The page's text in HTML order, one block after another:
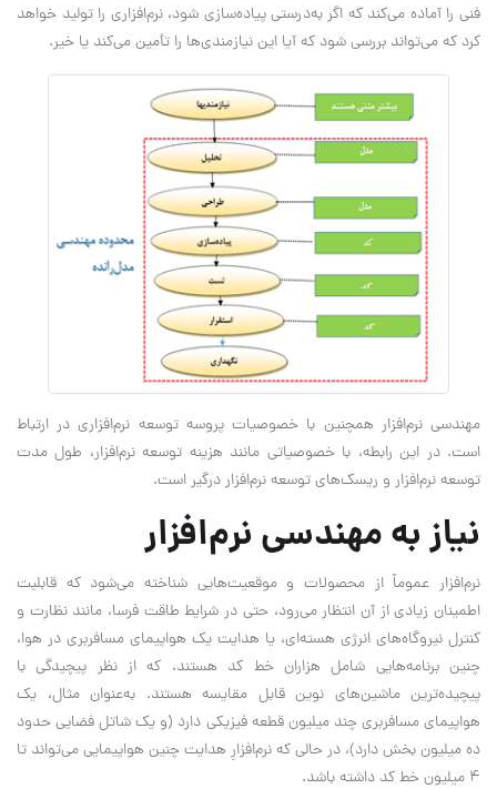
فنی را آماده می‌کند که اگر به‌درستی پیاده‌سازی شود، نرم‌افزاری را تولید خواهد
کرد که می‌تواند بررسی شود که آیا این نیازمندی‌ها را تأمین می‌کند یا خیر.
مهندسی نرم‌افزار همچنین با خصوصیات پروسه توسعه نرم‌افزاری در ارتباط
است. در این رابطه، با خصوصیاتی مانند هزینه توسعه نرم‌افزار، طول مدت
توسعه نرم‌افزار و ریسک‌های توسعه نرم‌افزار درگیر است.
نیاز به مهندسی نرم‌افزار
نرم‌افزار عموماً از محصولات و موقعیت‌هایی شناخته می‌شود که قابلیت
اطمینان زیادی از آن انتظار می‌رود، حتی در شرایط طاقت فرسا، مانند نظارت و
کنترل نیروگاه‌های انرژی هسته‌ای، یا هدایت یک هواپیمای مسافربری در هوا،
چنین برنامه‌هایی شامل هزاران خط کد هستند، که از نظر پیچیدگی با
پیچیده‌ترین ماشین‌های نوین قابل مقایسه هستند. به‌عنوان مثال، یک
هواپیمای مسافربری چند میلیون قطعه فیزیکی دارد (و یک شاتل فضایی حدود
ده میلیون بخش دارد)، در حالی که نرم‌افزارِ هدایت چنین هواپیمایی می‌تواند تا
۴ میلیون خط کد داشته باشد.